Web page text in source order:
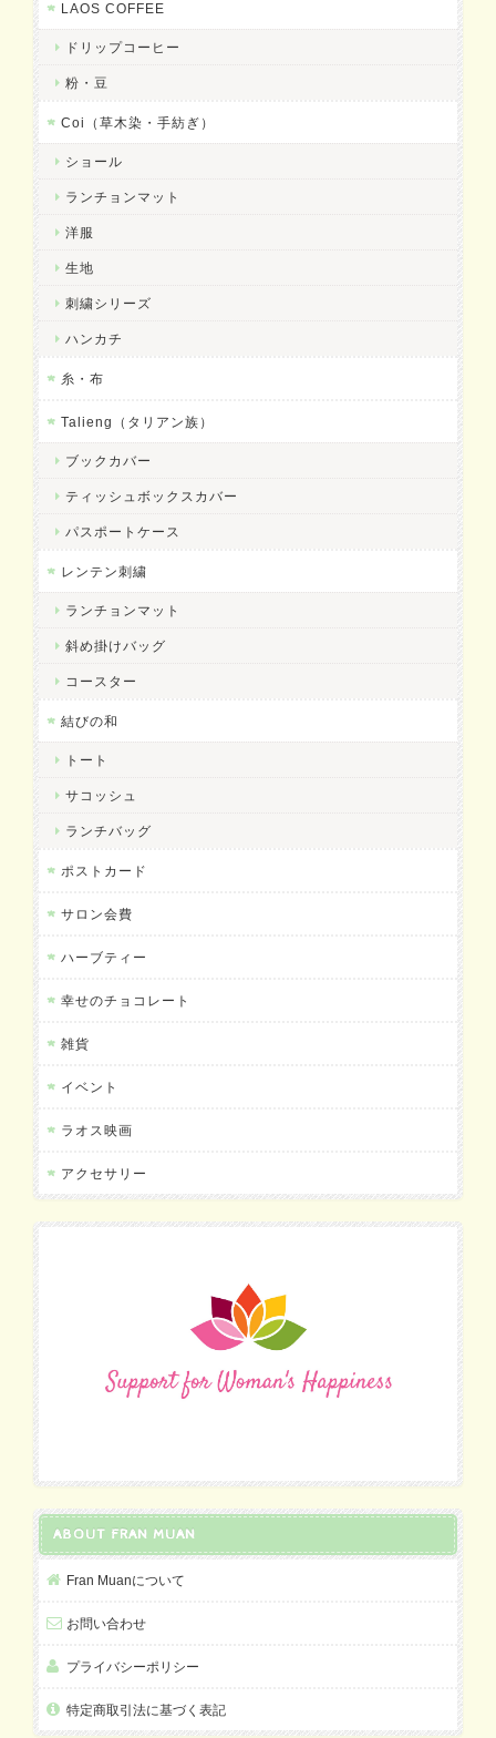
LAOS COFFEE
ドリップコーヒー
粉・豆
Coi（草木染・手紡ぎ）
ショール
ランチョンマット
洋服
生地
刺繍シリーズ
ハンカチ
糸・布
Talieng（タリアン族）
ブックカバー
ティッシュボックスカバー
パスポートケース
レンテン刺繍
ランチョンマット
斜め掛けバッグ
コースター
結びの和
トート
サコッシュ
ランチバッグ
ポストカード
サロン会費
ハーブティー
幸せのチョコレート
雑貨
イベント
ラオス映画
アクセサリー
ABOUT FRAN MUAN
Fran Muanについて
お問い合わせ
プライバシーポリシー
特定商取引法に基づく表記